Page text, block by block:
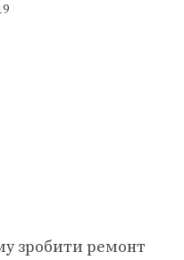
зробити ремонт